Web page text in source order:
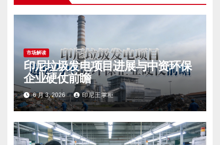
市场解读
印尼垃圾发电项目进展与中资环保
企业硬仗前瞻
6 月 3, 2026 印尼王掌柜